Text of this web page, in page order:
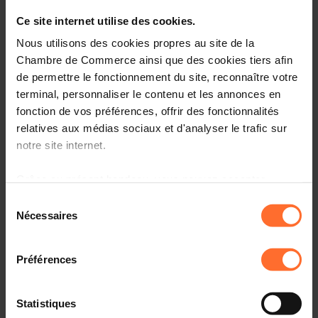
Ce site internet utilise des cookies.
Nous utilisons des cookies propres au site de la
Chambre de Commerce ainsi que des cookies tiers afin
de permettre le fonctionnement du site, reconnaître votre
terminal, personnaliser le contenu et les annonces en
fonction de vos préférences, offrir des fonctionnalités
relatives aux médias sociaux et d'analyser le trafic sur
notre site internet.
à l’exception des cookies strictement nécessaires au
fonctionnement du site. Une description des différents
cookies est accessible sous l’onglet « Détails » ci-
dessus.
Il est précisé que la navigation sur le site et certaines
fonctionnalités (ex : lecture de vidéos, partage sur les
Nécessaires
Préférences
Statistiques
Avec un taux d’inflation annuel évalué à 4,1% en
la hausse des prix garde un taux soutenu, menaçant la
consolidation de l’économie du Luxembourg et pesant
compétitivité est indéniable, ces dernières voyant leurs